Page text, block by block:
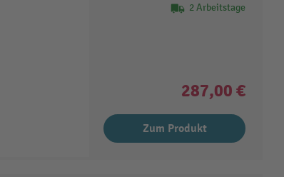
2 Arbeitstage
287,00 €
Zum Produkt